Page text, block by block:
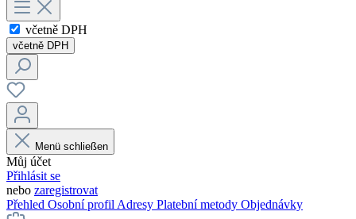
včetně DPH
včetně DPH
Menü schließen
Můj účet
Přihlásit se
nebo zaregistrovat
Přehled Osobní profil Adresy Platební metody Objednávky